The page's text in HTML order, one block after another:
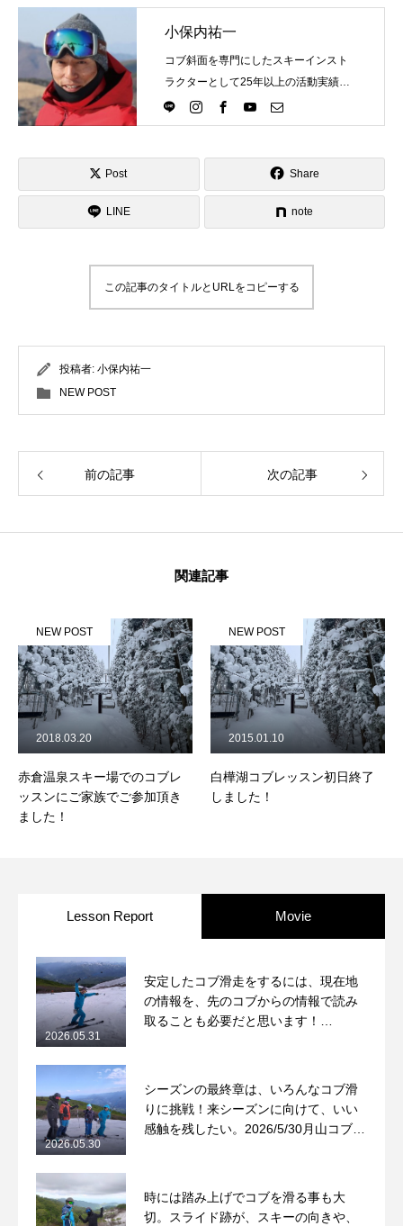
小保内祐一
コブ斜面を専門にしたスキーインスト
ラクターとして25年以上の活動実績。
Directlineスキースクール代表として、
スキーインストラクターが職業選択の
Post Share
LINE note
この記事のタイトルとURLをコピーする
投稿者: 小保内祐一
NEW POST
前の記事 次の記事
関連記事
NEW POST
赤倉温泉スキー場でのコブレ
ッスンにご家族でご参加頂き
ました！
2018.03.20
NEW POST
白樺湖コブレッスン初日終了
しました！
2015.01.10
Lesson Report Movie
安定したコブ滑走をするには、現在地
の情報を、先のコブからの情報で読み
取ることも必要だと思います！
2026.05.31
シーズンの最終章は、いろんなコブ滑
りに挑戦！来シーズンに向けて、いい
感触を残したい。2026/5/30月山コブレ
2026.05.30
時には踏み上げでコブを滑る事も大
切。スライド跡が、スキーの向きや、